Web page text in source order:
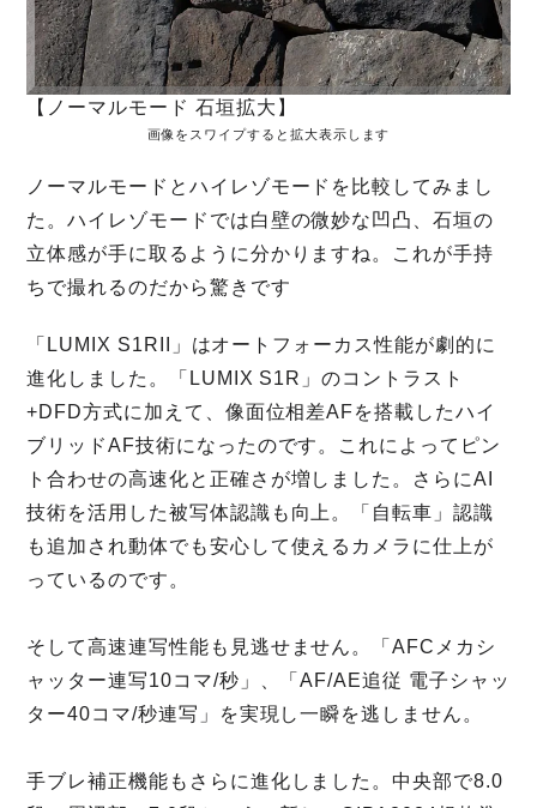
【ノーマルモード 石垣拡大】
画像をスワイプすると拡大表示します
ノーマルモードとハイレゾモードを比較してみまし
た。ハイレゾモードでは白壁の微妙な凹凸、石垣の
立体感が手に取るように分かりますね。これが手持
ちで撮れるのだから驚きです
「LUMIX S1RII」はオートフォーカス性能が劇的に
進化しました。「LUMIX S1R」のコントラスト
+DFD方式に加えて、像面位相差AFを搭載したハイ
ブリッドAF技術になったのです。これによってピン
ト合わせの高速化と正確さが増しました。さらにAI
技術を活用した被写体認識も向上。「自転車」認識
も追加され動体でも安心して使えるカメラに仕上が
っているのです。
そして高速連写性能も見逃せません。「AFCメカシ
ャッター連写10コマ/秒」、「AF/AE追従 電子シャッ
ター40コマ/秒連写」を実現し一瞬を逃しません。
手ブレ補正機能もさらに進化しました。中央部で8.0